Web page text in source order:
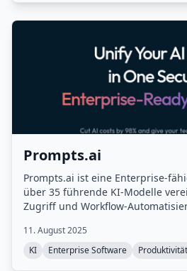
Prompts.ai
Prompts.ai ist eine Enterprise-
über 35 führende KI-Modelle
Zugriff und Workflow-
11. August 2025
KI
Enterprise Software Produktivität